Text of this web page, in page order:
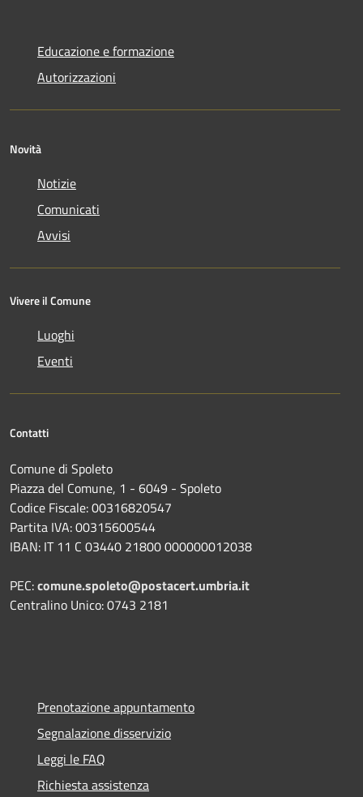
Educazione e formazione
Autorizzazioni
Novità
Notizie
Comunicati
Avvisi
Vivere il Comune
Luoghi
Eventi
Contatti
Comune di Spoleto
Piazza del Comune, 1 - 6049 - Spoleto
Codice Fiscale: 00316820547
Partita IVA: 00315600544
IBAN: IT 11 C 03440 21800 000000012038
PEC:comune.spoleto@postacert.umbria.it
Centralino Unico: 0743 2181
Prenotazione appuntamento
Segnalazione disservizio
Leggi le FAQ
Richiesta assistenza